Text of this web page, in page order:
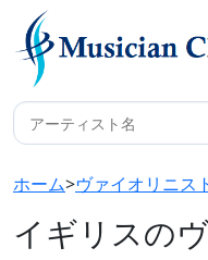
ホーム>ヴァイオリニス
イギリスの